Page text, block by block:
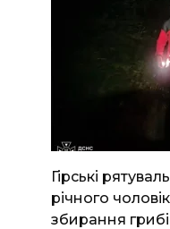
Гірські
річного
збирання